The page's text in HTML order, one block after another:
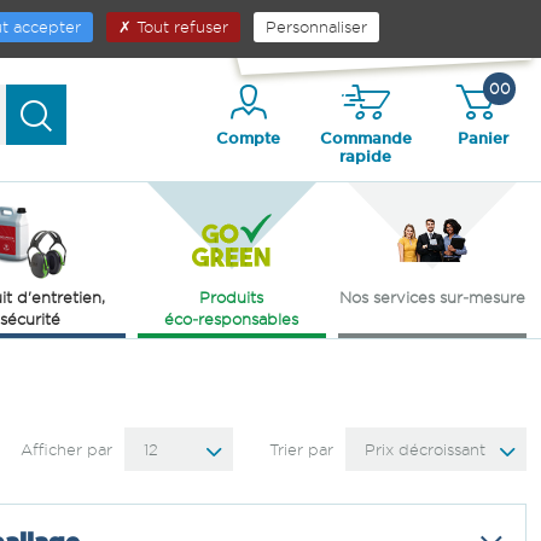
PRODUITS CONTACT Contactez-nous
04 75 82 01 23
Compte
Commande
rapide
00
Panier
d'entretien,
sécurité
Produits
éco‑responsables
Nos services sur‑mesure
Afficher par 12 Trier par Prix décroissant
accepter Tout refuser Personnaliser